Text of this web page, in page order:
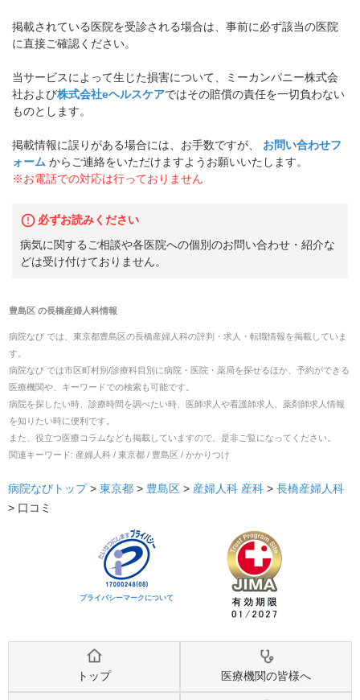
掲載されている医院を受診される場合は、事前に必ず該当の医院
に直接ご確認ください。
当サービスによって生じた損害について、ミーカンパニー株式会
社および株式会社eヘルスケアではその賠償の責任を一切負わない
ものとします。
掲載情報に誤りがある場合には、お手数ですが、
お問い合わせフ
ォーム からご連絡をいただけますようお願いいたします。
※お電話での対応は行っておりません
必ずお読みください
病気に関するご相談や各医院への個別のお問い合わせ・紹介な
どは受け付けておりません。
豊島区の長橋産婦人科情報
病院なび では、 東京都豊島区の長橋産婦人科の評判・求人・転職情報を掲載していま
す。
病院なび では市区町村別/診療科目別に病院・医院・薬局を探せるほか、予約ができる
医療機関や、キーワードでの検索も可能です。
病院を探したい時、診療時間を調べたい時、医師求人や看護師求人、薬剤師求人情報
を知りたい時に便利です。
また、役立つ医療コラムなども掲載していますので、是非ご覧になってください。
関連キーワード: 産婦人科 / 東京都 / 豊島区 / かかりつけ
病院なびトップ > 東京都 > 豊島区 > 産婦人科 産科 > 長橋産婦人科
> 口コミ
プライバシーマークについて
トップ 医療機関の皆様へ